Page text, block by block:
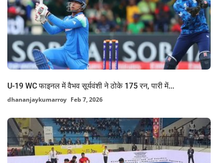
U-19 WC फाइनल में वैभव सूर्यवंशी ने ठोके 175 रन, पारी में...
dhananjaykumarroy Feb 7, 2026